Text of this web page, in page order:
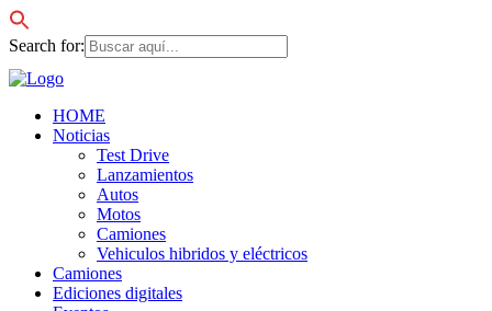
Search for:
HOME
Noticias
Test Drive
Lanzamientos
Autos
Motos
Camiones
Vehiculos hibridos y eléctricos
Camiones
Ediciones digitales